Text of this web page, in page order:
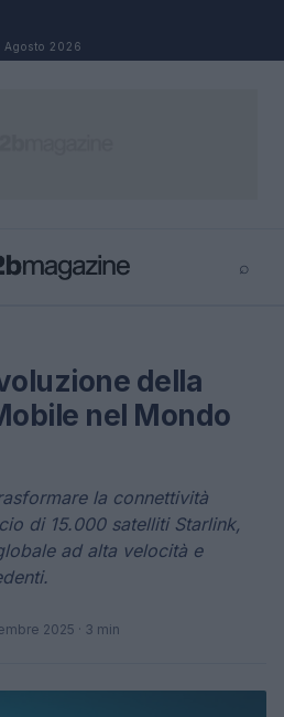
Agosto 2026
⌕
della
nel Mondo
la connettività
di 15.000 satelliti Starlink,
ad alta velocità e
2025 · 3 min